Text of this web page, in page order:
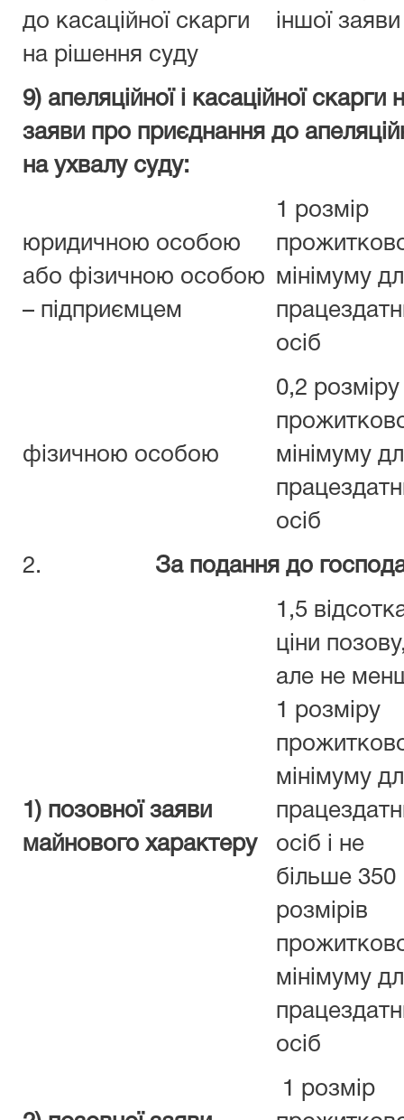
до касаційної скарги
на рішення суду
іншої
9) апеляційної і касаційної скарги
заяви про приєднання до
на ухвалу суду:
юридичною особою
або фізичною особою
– підприємцем
1 розмір
мінімуму
осіб
фізичною особою
0,2 розміру
мінімуму
осіб
2. За подання до
1) позовної заяви
майнового характеру
1,5
ціни
але не
1 розміру
мінімуму
осіб і не
більше 350
розмірів
мінімуму
осіб
1 розмір